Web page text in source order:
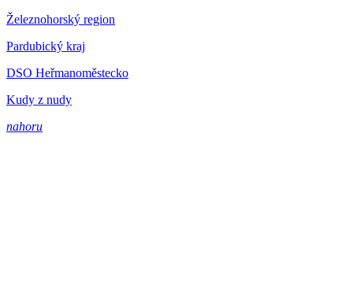
Železnohorský region
Pardubický kraj
DSO Heřmanoměstecko
Kudy z nudy
nahoru